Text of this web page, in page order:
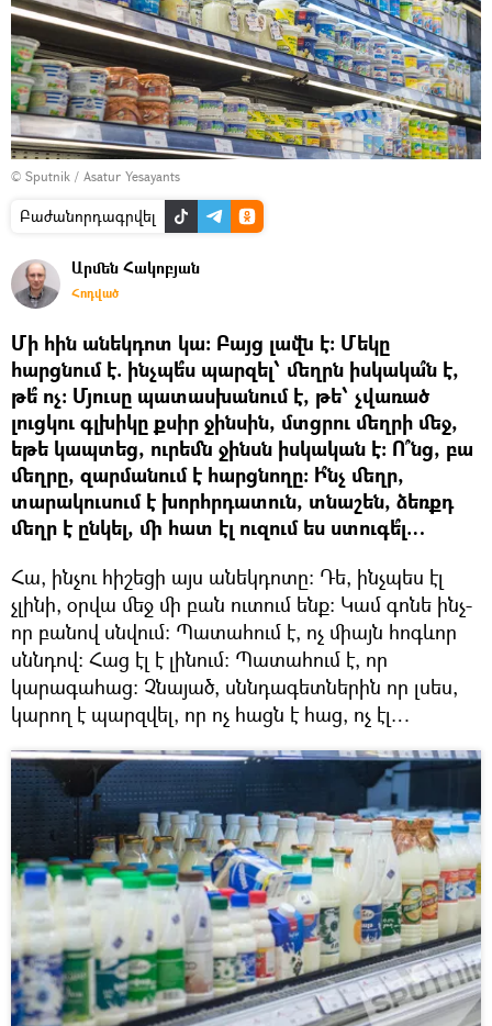
© Sputnik / Asatur Yesayants
Բաժանորդագրվել
Արմեն Հակոբյան
Հոդված
Մի հին անեկդոտ կա: Բայց լավն է: Մեկը
հարցնում է. ինչպե՞ս պարզել՝ մեղրն իսկակա՞ն է,
թե՞ ոչ: Մյուսը պատասխանում է, թե՝ չվառած
լուցկու գլխիկը քսիր ջինսին, մտցրու մեղրի մեջ,
եթե կապտեց, ուրեմն ջինսն իսկական է: Ո՞նց, բա
մեղրը, զարմանում է հարցնողը: Ի՞նչ մեղր,
տարակուսում է խորհրդատուն, տնաշեն, ձեռքդ
մեղր է ընկել, մի հատ էլ ուզում ես ստուգե՞լ…
Հա, ինչու հիշեցի այս անեկդոտը: Դե, ինչպես էլ
չլինի, օրվա մեջ մի բան ուտում ենք: Կամ գոնե ինչ-
որ բանով սնվում: Պատահում է, ոչ միայն հոգևոր
սննդով: Հաց էլ է լինում: Պատահում է, որ
կարագահաց: Չնայած, սննդագետներին որ լսես,
կարող է պարզվել, որ ոչ հացն է հաց, ոչ էլ…